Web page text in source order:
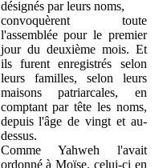
désignés par leurs noms,
convoquèrent toute
l'assemblée pour le premier
jour du deuxième mois. Et
ils furent enregistrés selon
leurs familles, selon leurs
maisons patriarcales, en
comptant par tête les noms,
depuis l'âge de vingt et au-
dessus.
Comme Yahweh l'avait
ordonné à Moïse, celui-ci en